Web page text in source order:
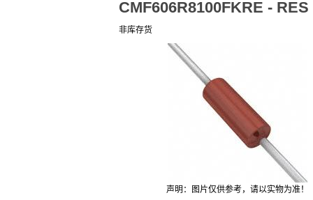
CMF606R8100FKRE - RES
非库存货
声明：图片仅供参考，请以实物为准！